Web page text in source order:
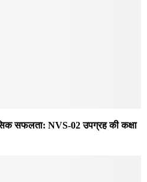
सफलता: NVS-02 उपग्रह की कक्षा